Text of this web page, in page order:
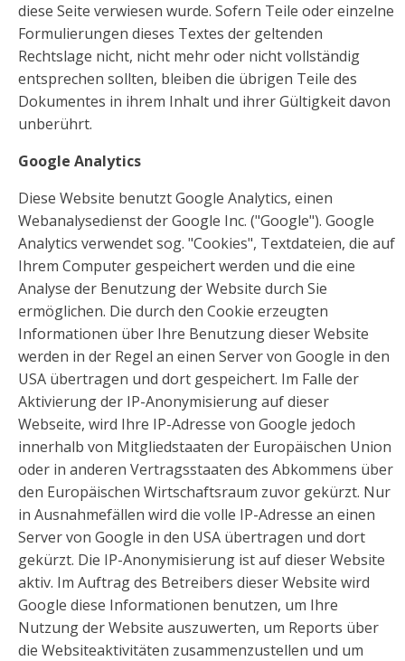
diese Seite verwiesen wurde. Sofern Teile oder einzelne
Formulierungen dieses Textes der geltenden
Rechtslage nicht, nicht mehr oder nicht vollständig
entsprechen sollten, bleiben die übrigen Teile des
Dokumentes in ihrem Inhalt und ihrer Gültigkeit davon
unberührt.
Google Analytics
Diese Website benutzt Google Analytics, einen
Webanalysedienst der Google Inc. ("Google"). Google
Analytics verwendet sog. "Cookies", Textdateien, die auf
Ihrem Computer gespeichert werden und die eine
Analyse der Benutzung der Website durch Sie
ermöglichen. Die durch den Cookie erzeugten
Informationen über Ihre Benutzung dieser Website
werden in der Regel an einen Server von Google in den
USA übertragen und dort gespeichert. Im Falle der
Aktivierung der IP-Anonymisierung auf dieser
Webseite, wird Ihre IP-Adresse von Google jedoch
innerhalb von Mitgliedstaaten der Europäischen Union
oder in anderen Vertragsstaaten des Abkommens über
den Europäischen Wirtschaftsraum zuvor gekürzt. Nur
in Ausnahmefällen wird die volle IP-Adresse an einen
Server von Google in den USA übertragen und dort
gekürzt. Die IP-Anonymisierung ist auf dieser Website
aktiv. Im Auftrag des Betreibers dieser Website wird
Google diese Informationen benutzen, um Ihre
Nutzung der Website auszuwerten, um Reports über
die Websiteaktivitäten zusammenzustellen und um